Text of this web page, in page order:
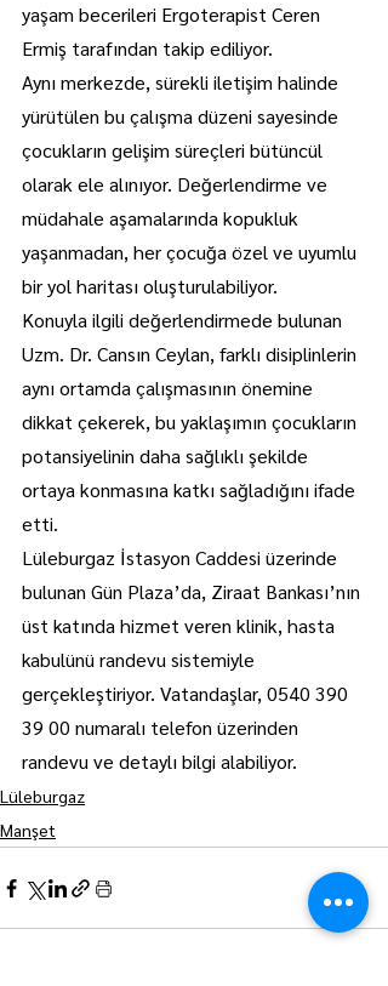
yaşam becerileri Ergoterapist Ceren
Ermiş tarafından takip ediliyor.
Aynı merkezde, sürekli iletişim halinde
yürütülen bu çalışma düzeni sayesinde
çocukların gelişim süreçleri bütüncül
olarak ele alınıyor. Değerlendirme ve
müdahale aşamalarında kopukluk
yaşanmadan, her çocuğa özel ve uyumlu
bir yol haritası oluşturulabiliyor.
Konuyla ilgili değerlendirmede bulunan
Uzm. Dr. Cansın Ceylan, farklı disiplinlerin
aynı ortamda çalışmasının önemine
dikkat çekerek, bu yaklaşımın çocukların
potansiyelinin daha sağlıklı şekilde
ortaya konmasına katkı sağladığını ifade
etti.
Lüleburgaz İstasyon Caddesi üzerinde
bulunan Gün Plaza’da, Ziraat Bankası’nın
üst katında hizmet veren klinik, hasta
kabulünü randevu sistemiyle
gerçekleştiriyor. Vatandaşlar, 0540 390
39 00 numaralı telefon üzerinden
randevu ve detaylı bilgi alabiliyor.
Lüleburgaz
Manşet